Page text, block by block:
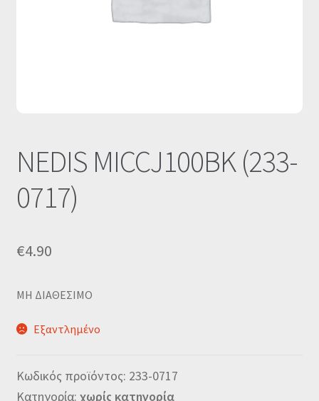
NEDIS MICCJ100BK (233-
0717)
€4.90
MΗ ΔΙΑΘΕΣΙΜΟ
Εξαντλημένο
Κωδικός προϊόντος: 233-0717
Κατηγορία: χωρίς κατηγορία